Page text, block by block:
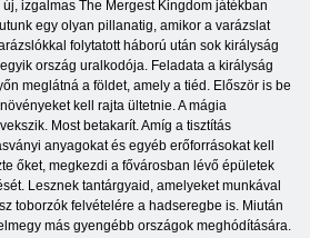
új, izgalmas The Mergest Kingdom játékban
egy olyan pillanatig, amikor a varázslat
folytatott háború után sok királyság
ország uralkodója. Feladata a királyság
meglátná a földet, amely a tiéd. Először is be
kell rajta ültetnie. A mágia
Most betakarít. Amíg a tisztítás
anyagokat és egyéb erőforrásokat kell
őket, megkezdi a fővárosban lévő épületek
Lesznek tantárgyaid, amelyeket munkával
toborzók felvételére a hadseregbe is. Miután
más gyengébb országok meghódítására.